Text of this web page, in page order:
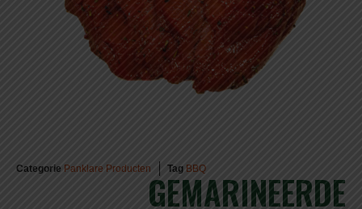
Categorie Panklare Producten Tag BBQ
GEMARINEERDE